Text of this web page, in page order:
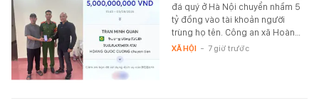
đá quý ở Hà Nội chuyển nhầm 5
tỷ đồng vào tài khoản người
trùng họ tên. Công an xã Hoàn…
XÃ HỘI - 7 giờ trước